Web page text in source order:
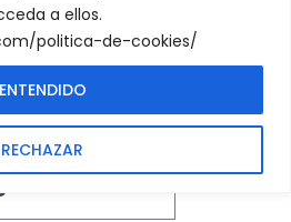
a ellos.
politica-de-cookies/
RECHAZAR
ENTENDIDO